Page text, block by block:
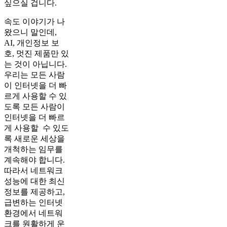
싶으실 겁니다.
속도 이야기가 나
왔으니 말인데,
AI, 개인정보 보
호, 멋진 제품만 있
는 것이 아닙니다.
우리는 모든 사람
이 인터넷을 더 빠
르게 사용할 수 있
도록 모든 사람이
인터넷을 더 빠르
게 사용할 수 있도
록 새로운 세상을
개척하는 임무를
계속해야 합니다.
따라서 네트워크
성능에 대한 최신
정보를 제공하고,
급변하는 인터넷
환경에서 네트워
크를 원활하게 운